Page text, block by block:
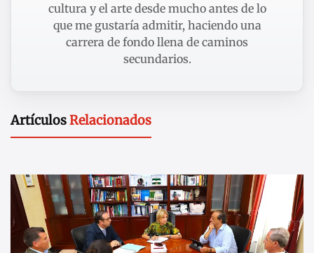
cultura y el arte desde mucho antes de lo
que me gustaría admitir, haciendo una
carrera de fondo llena de caminos
secundarios.
ArtículosRelacionados